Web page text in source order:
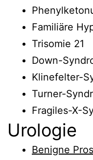
Familiäre
Trisomie 21
Down-
Klinefelter-
Turner-
Fragiles-X-
Urologie
Benigne